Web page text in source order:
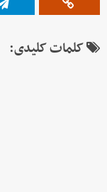
کلمات کلیدی: